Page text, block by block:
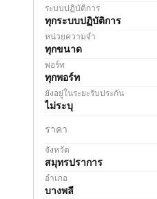
ระบบปฏิบัติการ
ทุกระบบปฏิบัติการ
หน่วยความจำ
ทุกขนาด
พอร์ท
ทุกพอร์ท
ยังอยู่ในระยะรับประกัน
ไม่ระบุ
ราคา
จังหวัด
สมุทรปราการ
อำเภอ
บางพลี